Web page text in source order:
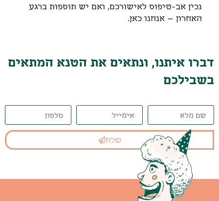
נכין אב-טיפוס לאישורכם, ואם יש תוספות ברגע
האחרון – אנחנו כאן.
דברו איתנו, ונתאים את הטנא המתאים
בשבילכם
שלח